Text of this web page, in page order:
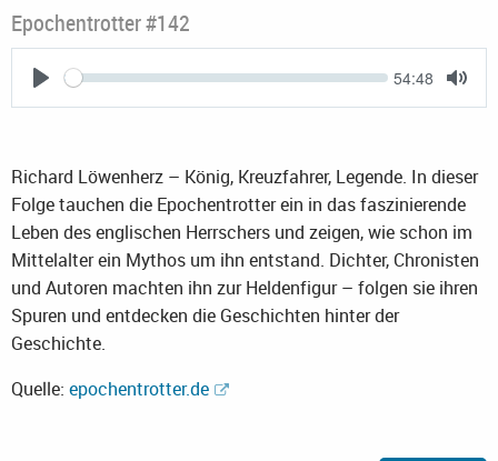
Epochentrotter #142
Seek Current
54:48
Richard Löwenherz – König, Kreuzfahrer, Legende. In dieser
Folge tauchen die Epochentrotter ein in das faszinierende
Leben des englischen Herrschers und zeigen, wie schon im
Mittelalter ein Mythos um ihn entstand. Dichter, Chronisten
und Autoren machten ihn zur Heldenfigur – folgen sie ihren
Spuren und entdecken die Geschichten hinter der
Geschichte.
Quelle: epochentrotter.de